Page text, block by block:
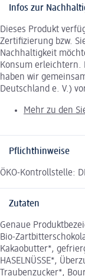
Infos zur
Dieses Produkt
Zertifizierung bzw.
Nachhaltigkeit
Konsum erleichtern.
haben wir
Deutschland e. V.)
Mehr zu den
Pflichthinweise
ÖKO-Kontrollstelle:
Zutaten
Genaue
Bio-
Kakaobutter*,
HASELNÜSSE*,
Traubenzucker*,